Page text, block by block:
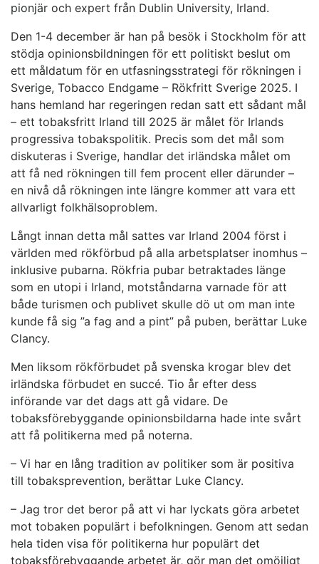
pionjär och expert från Dublin University, Irland.
Den 1-4 december är han på besök i Stockholm för att
stödja opinionsbildningen för ett politiskt beslut om
ett måldatum för en utfasningsstrategi för rökningen i
Sverige, Tobacco Endgame – Rökfritt Sverige 2025. I
hans hemland har regeringen redan satt ett sådant mål
– ett tobaksfritt Irland till 2025 är målet för Irlands
progressiva tobakspolitik. Precis som det mål som
diskuteras i Sverige, handlar det irländska målet om
att få ned rökningen till fem procent eller därunder –
en nivå då rökningen inte längre kommer att vara ett
allvarligt folkhälsoproblem.
Långt innan detta mål sattes var Irland 2004 först i
världen med rökförbud på alla arbetsplatser inomhus –
inklusive pubarna. Rökfria pubar betraktades länge
som en utopi i Irland, motståndarna varnade för att
både turismen och publivet skulle dö ut om man inte
kunde få sig ”a fag and a pint” på puben, berättar Luke
Clancy.
Men liksom rökförbudet på svenska krogar blev det
irländska förbudet en succé. Tio år efter dess
införande var det dags att gå vidare. De
tobaksförebyggande opinionsbildarna hade inte svårt
att få politikerna med på noterna.
– Vi har en lång tradition av politiker som är positiva
till tobaksprevention, berättar Luke Clancy.
– Jag tror det beror på att vi har lyckats göra arbetet
mot tobaken populärt i befolkningen. Genom att sedan
hela tiden visa för politikerna hur populärt det
tobaksförebyggande arbetet är, gör man det omöjligt